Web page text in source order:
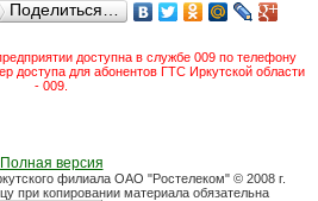
Поделиться…
доступна в службе 009 по телефону
доступа для абонентов ГТС Иркутской области
- 009.
Полная версия
филиала ОАО "Ростелеком" © 2008 г.
при копировании материала обязательна